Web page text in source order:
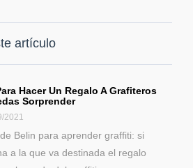
artículo
Hacer Un Regalo A Grafiteros
Sorprender
2021
Belin para aprender graffiti: si
a la que va destinada el regalo